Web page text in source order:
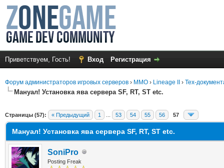
Приветствуем, Гость! Вход Регистрация
Форум администраторов игровых серверов › MMO › Lineage II › Тех-
Мануал! Установка ява сервера SF, RT, ST etc.
Страницы (57): « Предыдущий 1 53 54 55 56 57
Мануал! Установка ява сервера SF, RT, ST etc.
SoniPro
Posting Freak